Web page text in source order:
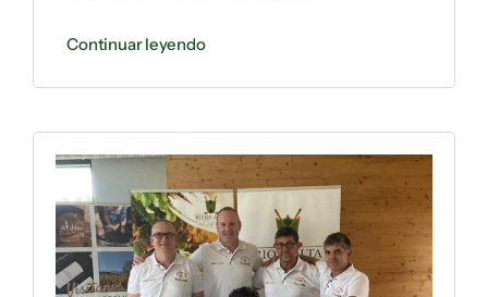
Continuar leyendo